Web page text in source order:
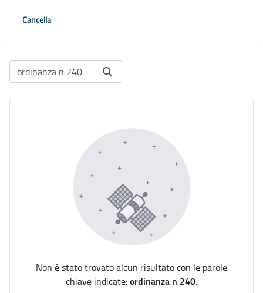
Cancella
Non è stato trovato alcun risultato con le parole
chiave indicate:ordinanza n 240.